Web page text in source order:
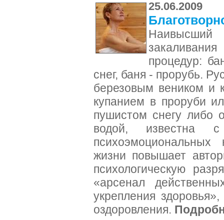
25.06.2009
процедур:
снег, баня - прорубь.
березовым веником и
купанием в проруби
пушистом снегу либо
водой, известна
жизни повышает
психологическую
«арсенал
укрепления
оздоровления.